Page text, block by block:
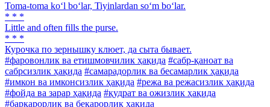
Toma-toma ko‘l bo‘lar, Tiyinlardan so‘m bo‘lar.
* * *
Little and often fills the purse.
* * *
Курочка по зернышку клюет, да сыта бывает.
#фаровонлик ва етишмовчилик ҳақида #сабр-қаноат ва
сабрсизлик ҳақида #самарадорлик ва бесамарлик ҳақида
#имкон ва имконсизлик ҳақида #режа ва режасизлик ҳақида
#фойда ва зарар ҳақида #қудрат ва ожизлик ҳақида
#барқарорлик ва беқарорлик ҳақида